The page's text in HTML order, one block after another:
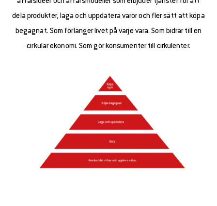
dela produkter, laga och uppdatera varor och fler sätt att köpa
begagnat. Som förlänger livet på varje vara. Som bidrar till en
cirkulär ekonomi. Som gör konsumenter till cirkulenter.